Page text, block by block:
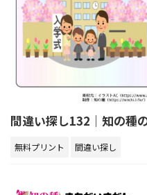
間違い探し132｜知の種
無料プリント 間違い探し